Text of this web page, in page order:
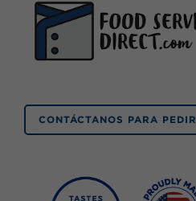
CONTÁCTANOS PARA PEDIR